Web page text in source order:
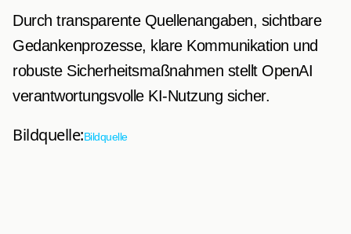
Durch transparente Quellenangaben, sichtbare
Gedankenprozesse, klare Kommunikation und
robuste Sicherheitsmaßnahmen stellt OpenAI
verantwortungsvolle KI-Nutzung sicher.
Bildquelle:Bildquelle